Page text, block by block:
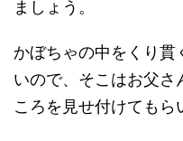
ましょう。
かぼちゃの中をくり貫
いので、そこはお父さ
ころを見せ付けてもら